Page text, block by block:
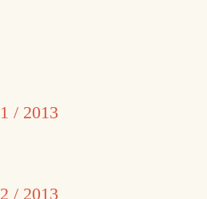
1 / 2013
2 / 2013